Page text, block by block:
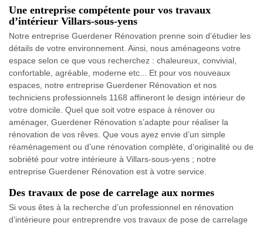
Une entreprise compétente pour vos travaux
d’intérieur Villars-sous-yens
Notre entreprise Guerdener Rénovation prenne soin d’étudier les
détails de votre environnement. Ainsi, nous aménageons votre
espace selon ce que vous recherchez : chaleureux, convivial,
confortable, agréable, moderne etc... Et pour vos nouveaux
espaces, notre entreprise Guerdener Rénovation et nos
techniciens professionnels 1168 affineront le design intérieur de
votre domicile. Quel que soit votre espace à rénover ou
aménager, Guerdener Rénovation s’adapte pour réaliser la
rénovation de vos rêves. Que vous ayez envie d’un simple
réaménagement ou d’une rénovation complète, d’originalité ou de
sobriété pour votre intérieure à Villars-sous-yens ; notre
entreprise Guerdener Rénovation est à votre service.
Des travaux de pose de carrelage aux normes
Si vous êtes à la recherche d’un professionnel en rénovation
d’intérieure pour entreprendre vos travaux de pose de carrelage